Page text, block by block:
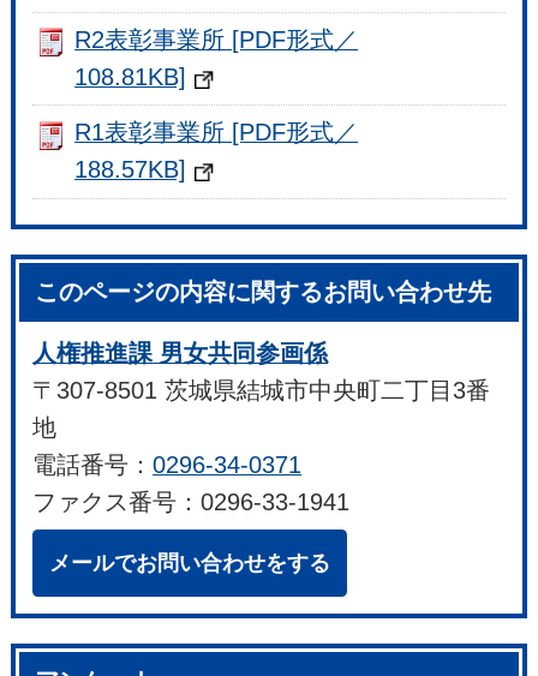
R2表彰事業所 [PDF形式／
108.81KB]
R1表彰事業所 [PDF形式／
188.57KB]
このページの内容に関するお問い合わせ先
人権推進課 男女共同参画係
〒307-8501 茨城県結城市中央町二丁目3番
地
電話番号：0296-34-0371
ファクス番号：0296-33-1941
メールでお問い合わせをする